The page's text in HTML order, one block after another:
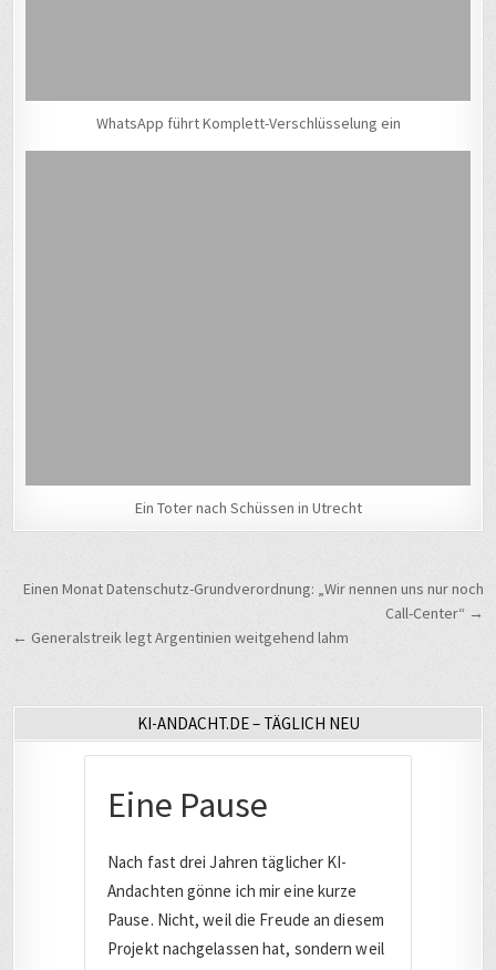
WhatsApp führt Komplett-Verschlüsselung ein
Ein Toter nach Schüssen in Utrecht
Beitragsnavigation
Einen Monat Datenschutz-Grundverordnung: „Wir nennen uns nur noch
Call-Center“ →
← Generalstreik legt Argentinien weitgehend lahm
KI-ANDACHT.DE – TÄGLICH NEU